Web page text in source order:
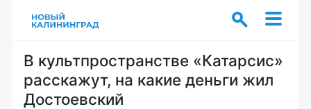
В культпространстве «Катарсис»
расскажут, на какие деньги жил
Достоевский